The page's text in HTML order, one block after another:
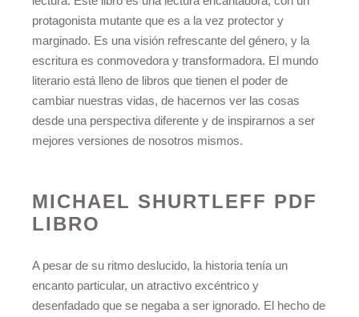
protagonista mutante que es a la vez protector y
marginado. Es una visión refrescante del género, y la
escritura es conmovedora y transformadora. El mundo
literario está lleno de libros que tienen el poder de
cambiar nuestras vidas, de hacernos ver las cosas
desde una perspectiva diferente y de inspirarnos a ser
mejores versiones de nosotros mismos.
MICHAEL SHURTLEFF PDF
LIBRO
A pesar de su ritmo deslucido, la historia tenía un
encanto particular, un atractivo excéntrico y
desenfadado que se negaba a ser ignorado. El hecho de